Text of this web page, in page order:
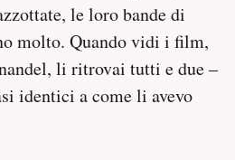
le loro bande di
molto. Quando vidi i film,
li ritrovai tutti e due –
identici a come li avevo